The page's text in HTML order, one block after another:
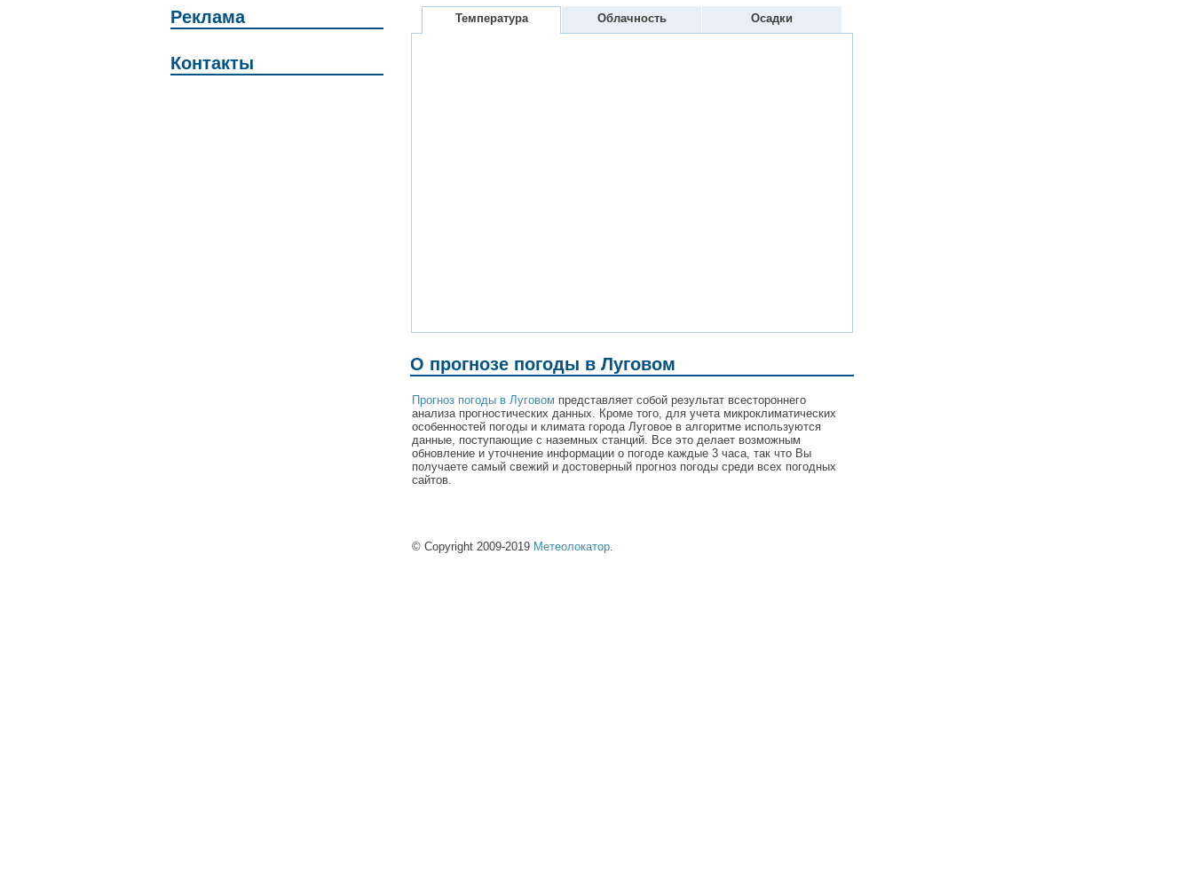
Реклама
Контакты
Температура Облачность Осадки
О прогнозе погоды в Луговом
Прогноз погоды в Луговом представляет собой результат всестороннего
анализа прогностических данных. Кроме того, для учета микроклиматических
особенностей погоды и климата города Луговое в алгоритме используются
данные, поступающие с наземных станций. Все это делает возможным
обновление и уточнение информации о погоде каждые 3 часа, так что Вы
получаете самый свежий и достоверный прогноз погоды среди всех погодных
сайтов.
© Copyright 2009-2019 Метеолокатор